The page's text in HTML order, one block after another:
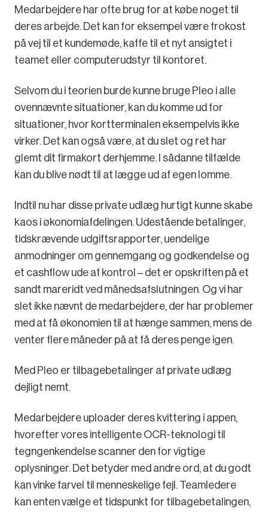
Medarbejdere har ofte brug for at købe noget til
deres arbejde. Det kan for eksempel være frokost
på vej til et kundemøde, kaffe til et nyt ansigtet i
teamet eller computerudstyr til kontoret.
Selvom du i teorien burde kunne bruge Pleo i alle
ovennævnte situationer, kan du komme ud for
situationer, hvor kortterminalen eksempelvis ikke
virker. Det kan også være, at du slet og ret har
glemt dit firmakort derhjemme. I sådanne tilfælde
kan du blive nødt til at lægge ud af egen lomme.
Indtil nu har disse private udlæg hurtigt kunne skabe
kaos i økonomiafdelingen. Udestående betalinger,
tidskrævende udgiftsrapporter, uendelige
anmodninger om gennemgang og godkendelse og
et cashflow ude af kontrol – det er opskriften på et
sandt mareridt ved månedsafslutningen. Og vi har
slet ikke nævnt de medarbejdere, der har problemer
med at få økonomien til at hænge sammen, mens de
venter flere måneder på at få deres penge igen.
Med Pleo er tilbagebetalinger af private udlæg
dejligt nemt.
Medarbejdere uploader deres kvittering i appen,
hvorefter vores intelligente OCR-teknologi til
tegngenkendelse scanner den for vigtige
oplysninger. Det betyder med andre ord, at du godt
kan vinke farvel til menneskelige fejl. Teamledere
kan enten vælge et tidspunkt for tilbagebetalingen,